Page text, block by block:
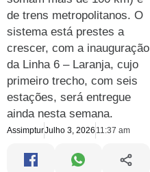
de trens metropolitanos. O
sistema está prestes a
crescer, com a inauguração
da Linha 6 – Laranja, cujo
primeiro trecho, com seis
estações, será entregue
ainda nesta semana.
AssimpturJulho 3, 2026 11:37 am